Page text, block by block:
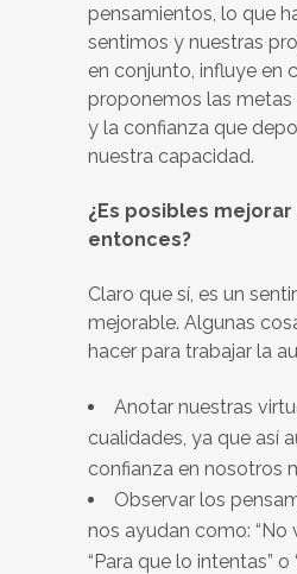
pensamientos, lo que
sentimos y nuestras
en conjunto, influye en
proponemos las metas
y la confianza que
nuestra capacidad.
¿Es posibles
entonces?
Claro que sí, es un
mejorable. Algunas
hacer para trabajar la
Anotar nuestras
cualidades, ya que así
confianza en nosotros
Observar los
nos ayudan como: “No
“Para que lo intentas”